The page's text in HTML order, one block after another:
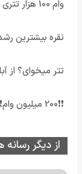
وام 100 هزار تتری آبان تتر | فوری، فقط با احراز هویت🔥
نقره بیشترین
تتر میخوای؟ از آبان‌تتر بخر | 100
❗❗200 میلیون وام❗❗ فقط با احراز هویت
از دیگر رسانه